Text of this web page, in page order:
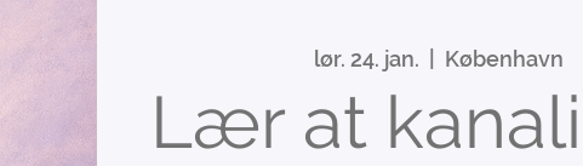
lør. 24. jan. København
Lær at